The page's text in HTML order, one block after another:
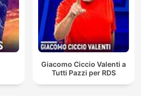
Giacomo Ciccio Valenti a
Tutti Pazzi per RDS